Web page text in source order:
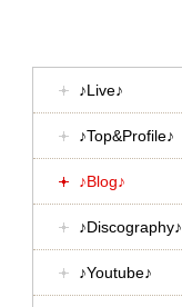
♪Live♪
♪Top&Profile♪
♪Blog♪
♪Discography♪
♪Youtube♪